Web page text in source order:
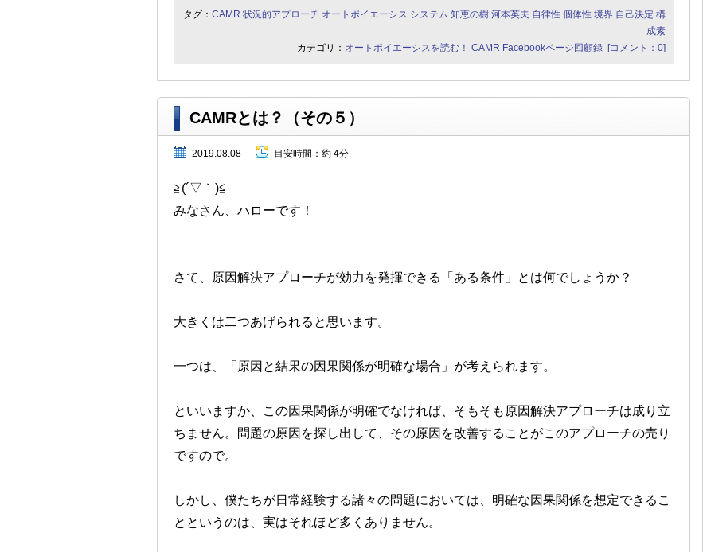
タグ： CAMR 状況的アプローチ オートポイエーシス システム 知恵の樹 河本英夫 自律性 個体性 境界 自己決定 構
成素
カテゴリ： オートポイエーシスを読む！ CAMR Facebookページ回顧録 [コメント：0]
CAMRとは？（その５）
2019.08.08 目安時間： 約 4分
≧(´▽｀)≦
みなさん、ハローです！
さて、原因解決アプローチが効力を発揮できる「ある条件」とは何でしょうか？
大きくは二つあげられると思います。
一つは、「原因と結果の因果関係が明確な場合」が考えられます。
といいますか、この因果関係が明確でなければ、そもそも原因解決アプローチは成り立
ちません。問題の原因を探し出して、その原因を改善することがこのアプローチの売り
ですので。
しかし、僕たちが日常経験する諸々の問題においては、明確な因果関係を想定できるこ
とというのは、実はそれほど多くありません。